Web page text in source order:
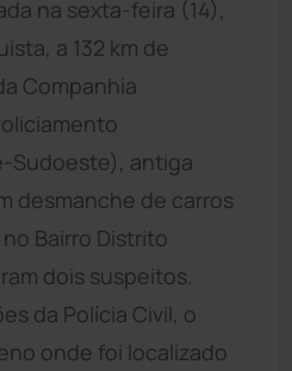
na sexta-feira (14),
a 132 km de
Companhia
Sudoeste), antiga
desmanche de carros
Bairro Distrito
dois suspeitos.
da Polícia Civil, o
onde foi localizado